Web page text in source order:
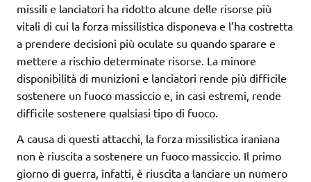
missili e lanciatori ha ridotto alcune delle risorse più
vitali di cui la forza missilistica disponeva e l’ha costretta
a prendere decisioni più oculate su quando sparare e
mettere a rischio determinate risorse. La minore
disponibilità di munizioni e lanciatori rende più difficile
sostenere un fuoco massiccio e, in casi estremi, rende
difficile sostenere qualsiasi tipo di fuoco.
A causa di questi attacchi, la forza missilistica iraniana
non è riuscita a sostenere un fuoco massiccio. Il primo
giorno di guerra, infatti, è riuscita a lanciare un numero